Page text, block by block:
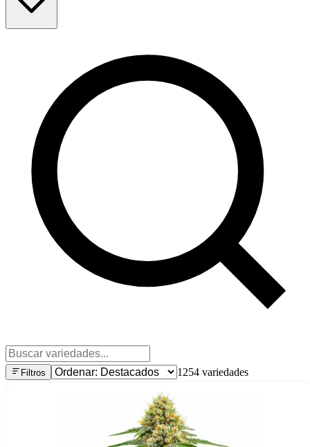
Filtros 1254 variedades